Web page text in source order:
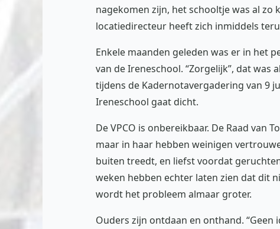
nagekomen zijn, het schooltje was al zo
locatiedirecteur heeft zich inmiddels
Enkele maanden geleden was er in het
van de Ireneschool. “Zorgelijk”, dat
tijdens de Kadernotavergadering van 9
Ireneschool gaat dicht.
De VPCO is onbereikbaar. De Raad
maar in haar hebben weinigen
buiten treedt, en liefst voordat
weken hebben echter laten zien dat dit
wordt het probleem almaar groter.
Ouders zijn ontdaan en onthand. “Geen